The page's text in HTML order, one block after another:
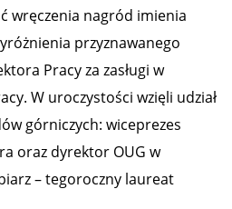
wręczenia nagród imienia
przyznawanego
Pracy za zasługi w
W uroczystości wzięli udział
górniczych: wiceprezes
oraz dyrektor OUG w
– tegoroczny laureat